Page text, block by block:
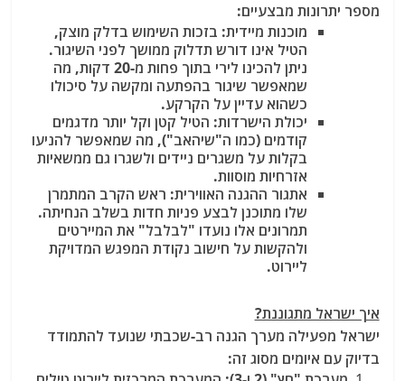
מספר יתרונות מבצעיים:
מוכנות מיידית: בזכות השימוש בדלק מוצק,
הטיל אינו דורש תדלוק ממושך לפני השיגור.
ניתן להכינו לירי בתוך פחות מ-20 דקות
, מה
שמאפשר שיגור בהפתעה ומקשה על סיכולו
כשהוא עדיין על הקרקע.
יכולת הישרדות: הטיל קטן וקל יותר מדגמים
קודמים (כמו ה"שיהאב"), מה שמאפשר להניעו
בקלות על משגרים ניידים ולשגרו גם ממשאיות
אזרחיות מוסוות.
אתגור ההגנה האווירית: ראש הקרב המתמרן
שלו מתוכנן לבצע פניות חדות בשלב הנחיתה.
תמרונים אלו נועדו "לבלבל" את המיירטים
ולהקשות על חישוב נקודת המפגש המדויקת
ליירוט.
איך ישראל מתגוננת?
ישראל מפעילה מערך הגנה רב-שכבתי שנועד להתמודד
בדיוק עם איומים מסוג זה: